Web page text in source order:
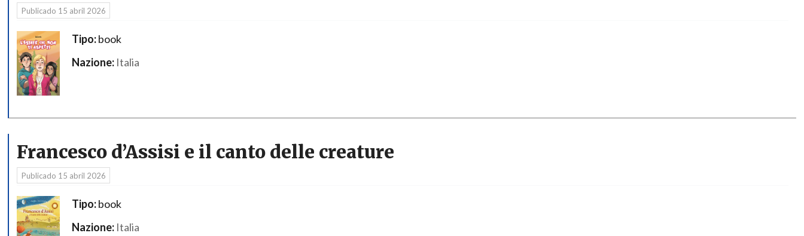
Publicado 15 abril 2026
Tipo:book
Nazione: Italia
Francesco d’Assisi e il canto delle creature
Publicado 15 abril 2026
Tipo:book
Nazione: Italia